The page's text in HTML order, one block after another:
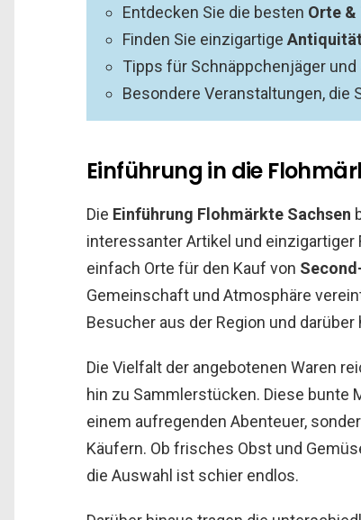
Entdecken Sie die besten Orte &
Finden Sie einzigartige
Tipps für Schnäppchenjäger und
Besondere Veranstaltungen, die
Einführung in die
Die Einführung Flohmärkte Sachsen
interessanter Artikel und einzigartiger
einfach Orte für den Kauf von
Gemeinschaft und Atmosphäre
Besucher aus der Region und darüber
Die Vielfalt der angebotenen Waren
hin zu Sammlerstücken. Diese bunte
einem aufregenden Abenteuer,
Käufern. Ob frisches Obst und
die Auswahl ist schier endlos.